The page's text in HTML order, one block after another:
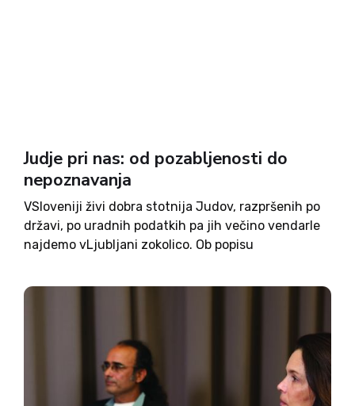
Judje pri nas: od pozabljenosti do
nepoznavanja
VSloveniji živi dobra stotnija Judov, razpršenih po
državi, po uradnih podatkih pa jih večino vendarle
najdemo vLjubljani zokolico. Ob popisu
državljanov izreklo, da pripadajo judovski veri, kar